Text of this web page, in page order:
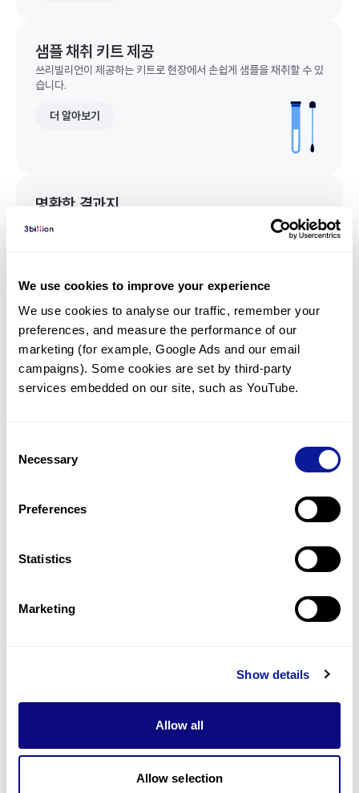
We use cookies to improve your experience
We use cookies to analyse our traffic, remember your
preferences, and measure the performance of our
marketing (for example, Google Ads and our email
campaigns). Some cookies are set by third-party
services embedded on our site, such as YouTube.
Selection
Necessary
Preferences
Statistics
Marketing
Show details
Allow all
Allow selection
샘플 채취 키트 제공
쓰리빌리언이 제공하는 키트로 현장에서 손쉽게 샘플을 채취할 수 있
습니다.
더 알아보기
명확한 결과지
임상유전학팀과 소통
궁금한 점을 임상유전학팀과 직접 논의 할 수 있습니다.
문의하기
미진단된 경우에 재분석을 통해 후속 케어를 받을 수 있습니다.
최신 유전학 정보 제공
블로그와 뉴스레터를 통해 최신 유전학 정보를 제공해 드립니다.
쓰리빌리언은 유전자 진단에 필요한 여러 기술의 개발과 도입에 힘쓰고 있습니
더 정확한 변이 해석과 높은 진단율을 위한 쓰리빌리언의 기술에 대해 알아보